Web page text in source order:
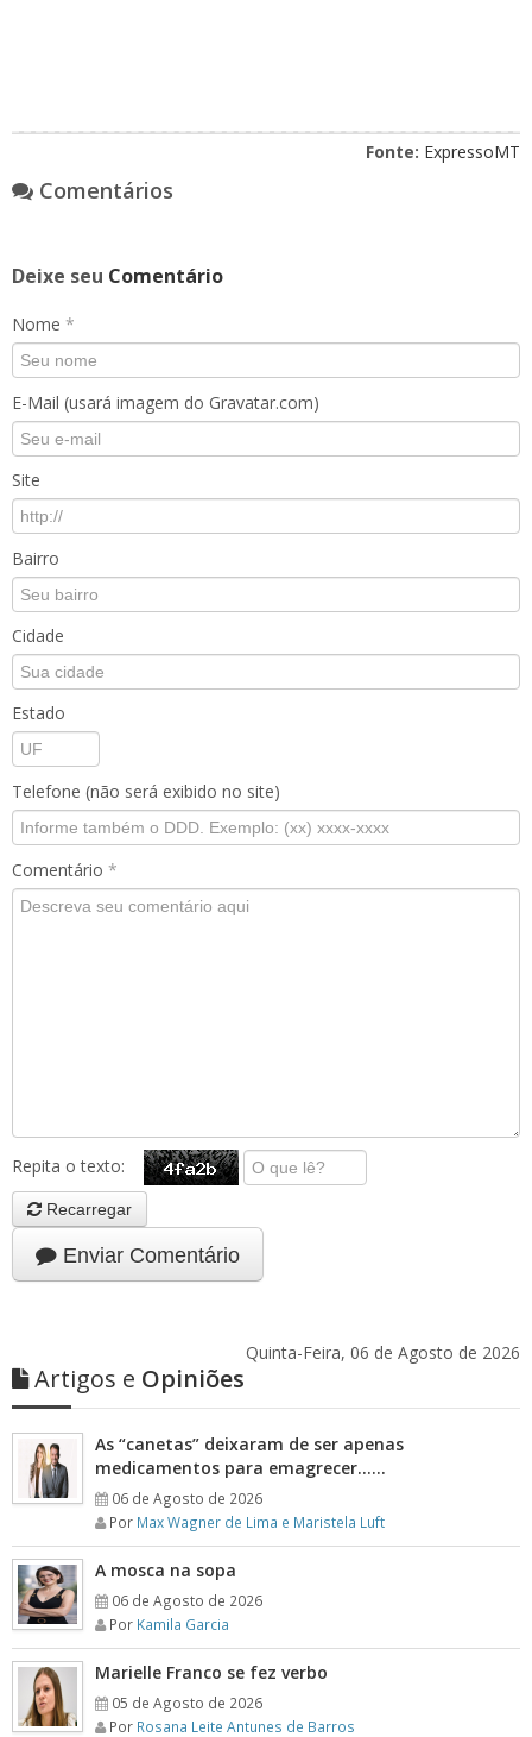
Fonte: ExpressoMT
Comentários
Deixe seu Comentário
Nome *
E-Mail (usará imagem do Gravatar.com)
Site
Bairro
Cidade
Estado
Telefone (não será exibido no site)
Comentário *
Repita o texto:
Recarregar
Enviar Comentário
Quinta-Feira, 06 de Agosto de 2026
Artigos e Opiniões
As “canetas” deixaram de ser apenas
medicamentos para emagrecer……
06 de Agosto de 2026
Por Max Wagner de Lima e Maristela Luft
A mosca na sopa
06 de Agosto de 2026
Por Kamila Garcia
Marielle Franco se fez verbo
05 de Agosto de 2026
Por Rosana Leite Antunes de Barros